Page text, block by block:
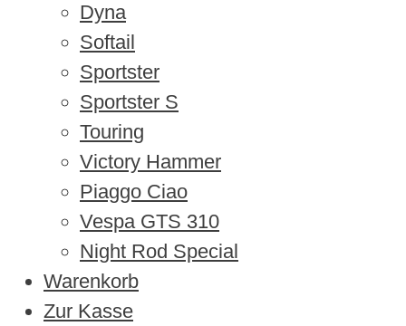
Dyna
Softail
Sportster
Sportster S
Touring
Victory Hammer
Piaggo Ciao
Vespa GTS 310
Night Rod Special
Warenkorb
Zur Kasse